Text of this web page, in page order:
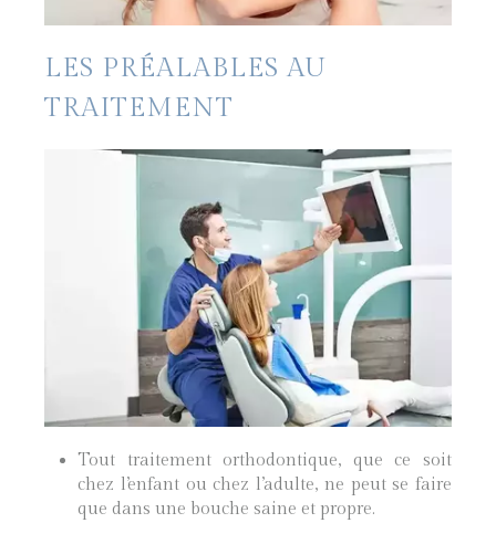
LES PRÉALABLES AU
TRAITEMENT
Tout traitement orthodontique, que ce soit
chez l’enfant ou chez l’adulte, ne peut se faire
que dans une bouche saine et propre.